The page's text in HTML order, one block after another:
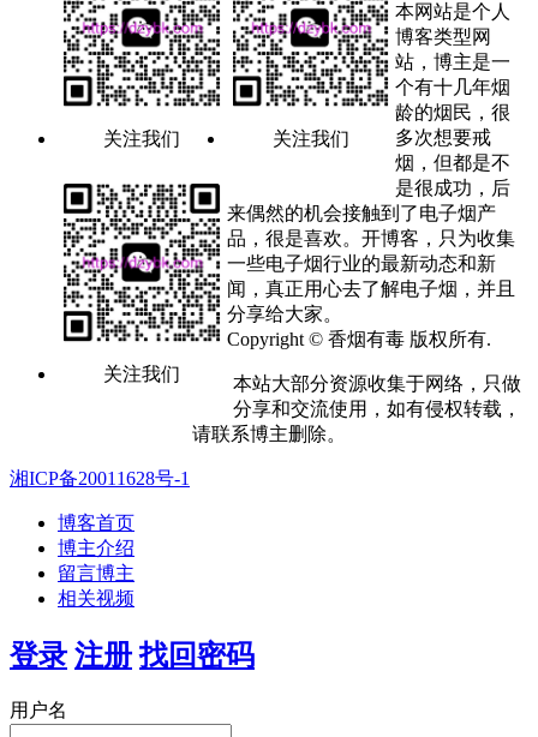
关注我们 关注我们
关注我们
本网站是个人
博客类型网
站，博主是一
个有十几年烟
龄的烟民，很
多次想要戒
烟，但都是不
是很成功，后
来偶然的机会接触到了电子烟产
品，很是喜欢。开博客，只为收集
一些电子烟行业的最新动态和新
闻，真正用心去了解电子烟，并且
分享给大家。
Copyright © 香烟有毒 版权所有.
本站大部分资源收集于网络，只做
分享和交流使用，如有侵权转载，
请联系博主删除。
湘ICP备20011628号-1
博客首页
博主介绍
留言博主
相关视频
登录 注册 找回密码
用户名